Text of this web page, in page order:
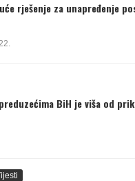
rješenje za unapređenje
BiH je viša od